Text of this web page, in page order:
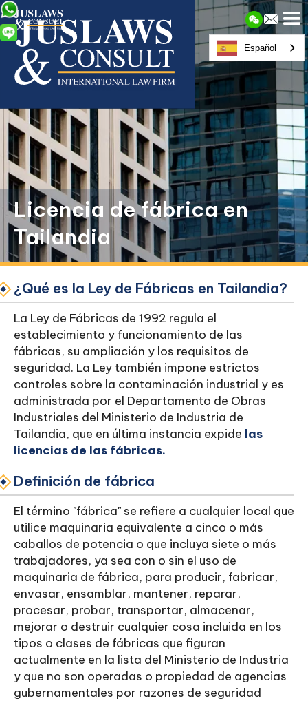
Licencia de fábrica en
Tailandia
¿Qué es la Ley de Fábricas en Tailandia?
La Ley de Fábricas de 1992 regula el
establecimiento y funcionamiento de las
fábricas, su ampliación y los requisitos de
seguridad. La Ley también impone estrictos
controles sobre la contaminación industrial y es
administrada por el Departamento de Obras
Industriales del Ministerio de Industria de
Tailandia, que en última instancia expide las
licencias de las fábricas.
Definición de fábrica
El término "fábrica" se refiere a cualquier local que
utilice maquinaria equivalente a cinco o más
caballos de potencia o que incluya siete o más
trabajadores, ya sea con o sin el uso de
maquinaria de fábrica, para producir, fabricar,
envasar, ensamblar, mantener, reparar,
procesar, probar, transportar, almacenar,
mejorar o destruir cualquier cosa incluida en los
tipos o clases de fábricas que figuran
actualmente en la lista del Ministerio de Industria
y que no son operadas o propiedad de agencias
gubernamentales por razones de seguridad
Español